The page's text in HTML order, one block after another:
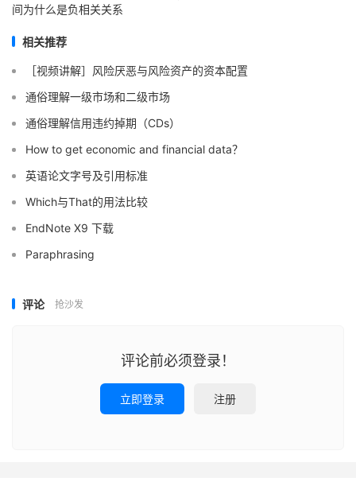
间为什么是负相关关系
相关推荐
［视频讲解］风险厌恶与风险资产的资本配置
通俗理解一级市场和二级市场
通俗理解信用违约掉期（CDs）
How to get economic and financial data？
英语论文字号及引用标准
Which与That的用法比较
EndNote X9 下载
Paraphrasing
评论 抢沙发
评论前必须登录！
立即登录 注册